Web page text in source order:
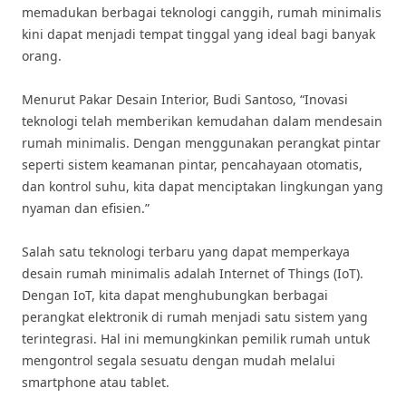
memadukan berbagai teknologi canggih, rumah minimalis
kini dapat menjadi tempat tinggal yang ideal bagi banyak
orang.
Menurut Pakar Desain Interior, Budi Santoso, “Inovasi
teknologi telah memberikan kemudahan dalam mendesain
rumah minimalis. Dengan menggunakan perangkat pintar
seperti sistem keamanan pintar, pencahayaan otomatis,
dan kontrol suhu, kita dapat menciptakan lingkungan yang
nyaman dan efisien.”
Salah satu teknologi terbaru yang dapat memperkaya
desain rumah minimalis adalah Internet of Things (IoT).
Dengan IoT, kita dapat menghubungkan berbagai
perangkat elektronik di rumah menjadi satu sistem yang
terintegrasi. Hal ini memungkinkan pemilik rumah untuk
mengontrol segala sesuatu dengan mudah melalui
smartphone atau tablet.